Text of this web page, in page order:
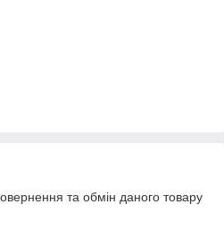
та обмін даного товару